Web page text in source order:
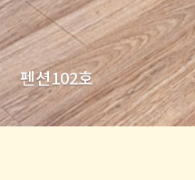
펜션102호